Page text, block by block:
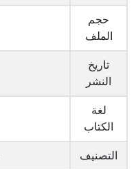
حجم
الملف
تاريخ
النشر
لغة
الكتاب
التصنيف